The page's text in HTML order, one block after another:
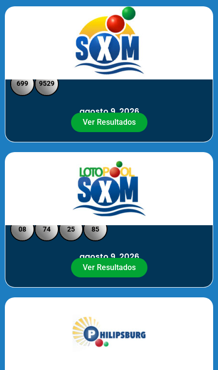
SXM Medio día - Pick 3 Pick 4
699 9529
agosto 9, 2026
Ver Resultados
Loto Pool SXM - Medio Día
08 74 25 85
agosto 9, 2026
Ver Resultados